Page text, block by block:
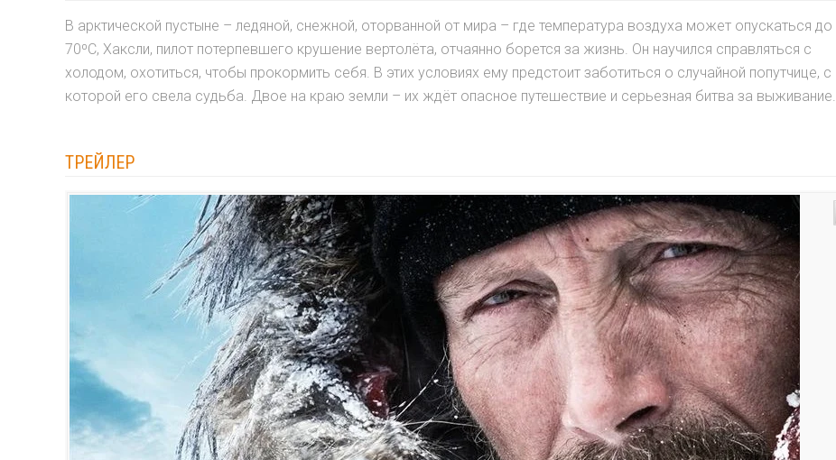
В арктической пустыне – ледяной, снежной, оторванной от мира – где температура воздуха может опускаться до
70⁰С, Хаксли, пилот потерпевшего крушение вертолёта, отчаянно борется за жизнь. Он научился справляться с
холодом, охотиться, чтобы прокормить себя. В этих условиях ему предстоит заботиться о случайной попутчице, с
которой его свела судьба. Двое на краю земли – их ждёт опасное путешествие и серьезная битва за выживание.
ТРЕЙЛЕР